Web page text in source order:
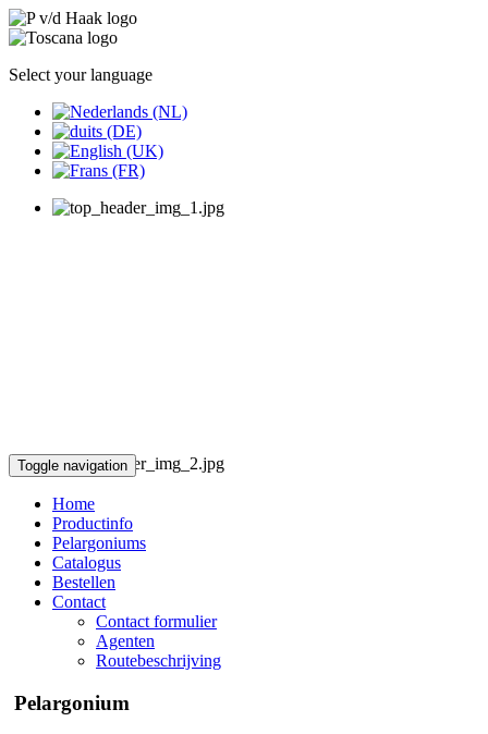
Select your language
Toggle navigation
Home
Productinfo
Pelargoniums
Catalogus
Bestellen
Contact
Contact formulier
Agenten
Routebeschrijving
Pelargonium